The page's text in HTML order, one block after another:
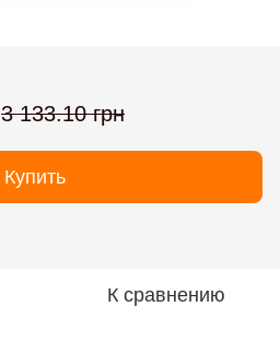
3 133.10 грн
Купить
К сравнению